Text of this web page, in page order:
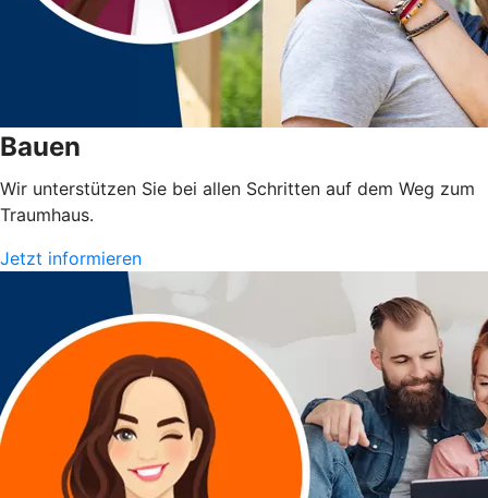
Bauen
Wir unterstützen Sie bei allen Schritten auf dem Weg zum
Traumhaus.
Jetzt informieren